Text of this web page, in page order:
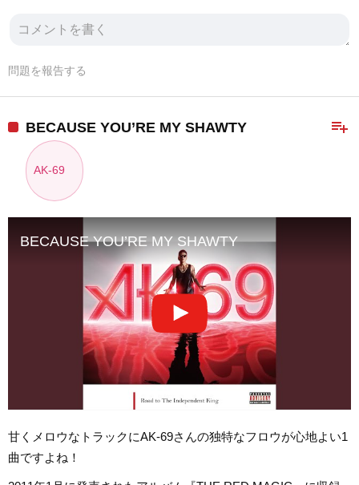
問題を報告する
playlist_add
BECAUSE YOU’RE MY SHAWTY
AK-69
BECAUSE YOU’RE MY SHAWTY
甘くメロウなトラックにAK-69さんの独特なフロウが心地よい1
曲ですよね！